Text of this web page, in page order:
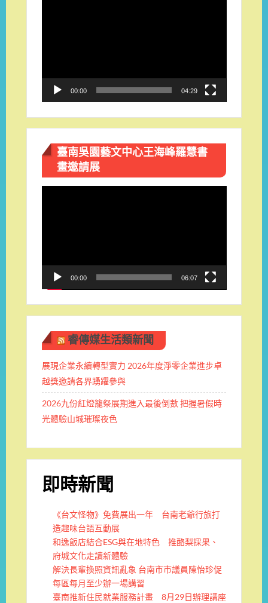
00:00 04:29
臺南吳園藝文中心王海峰羅慧書
畫邀請展
00:00 06:07
睿傳媒生活類新聞
展現企業永續轉型實力 2026年度淨零企業進步卓
越獎邀請各界踴躍參與
2026九份紅燈籠祭展期進入最後倒數 把握暑假時
光體驗山城璀璨夜色
即時新聞
《台文怪物》免費展出一年 台南老爺行旅打
造趣味台語互動展
和逸飯店結合ESG與在地特色 推酪梨採果、
府城文化走讀新體驗
解決長輩換照資訊亂象 台南市市議員陳怡珍促
每區每月至少辦一場講習
臺南推新住民就業服務計畫 8月29日辦理講座